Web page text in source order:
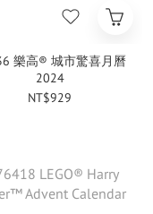
樂高® 城市驚喜月曆
2024
NT$929